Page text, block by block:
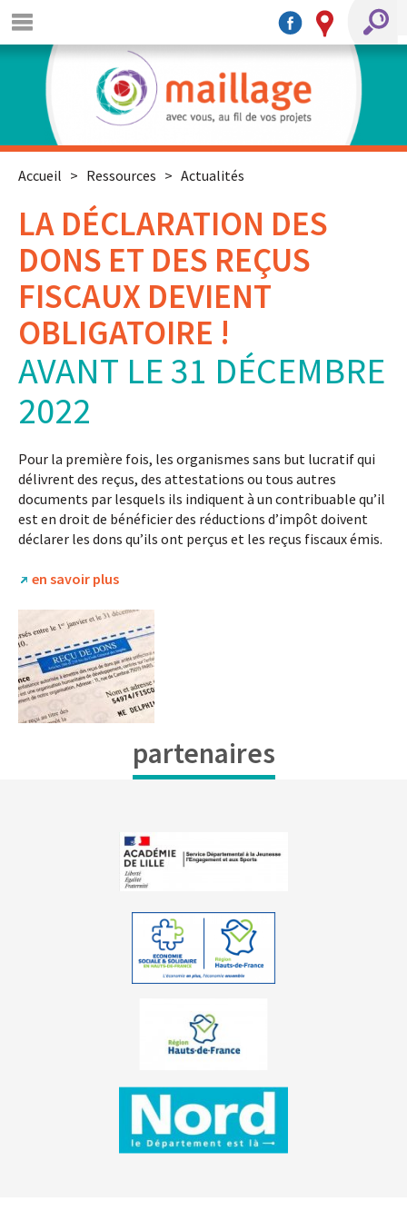
Accueil > Ressources > Actualités
LA DÉCLARATION DES
DONS ET DES REÇUS
FISCAUX DEVIENT
OBLIGATOIRE !
AVANT LE 31 DÉCEMBRE
2022
Pour la première fois, les organismes sans but lucratif qui
délivrent des reçus, des attestations ou tous autres
documents par lesquels ils indiquent à un contribuable qu’il
est en droit de bénéficier des réductions d’impôt doivent
déclarer les dons qu’ils ont perçus et les reçus fiscaux émis.
en savoir plus
partenaires